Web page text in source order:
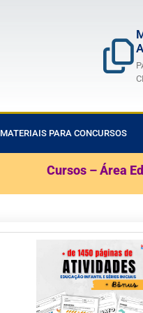
MATERIAIS PARA CONCURSOS
Cursos – Área